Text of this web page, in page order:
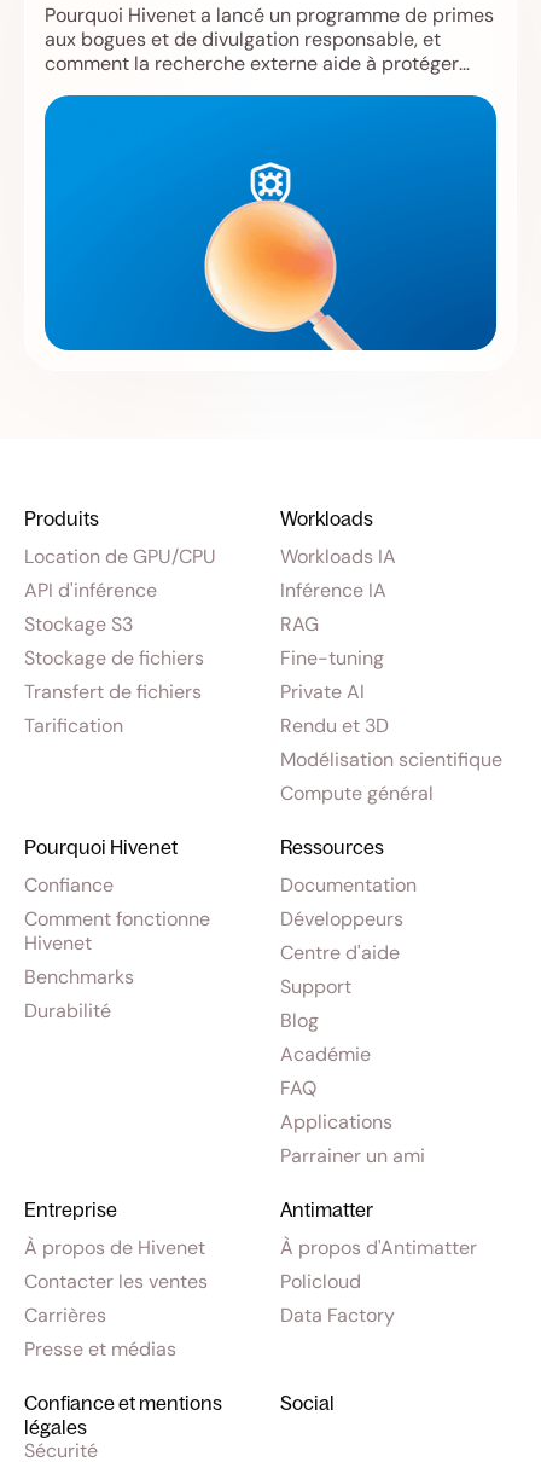
Pourquoi Hivenet a lancé un programme de primes
aux bogues et de divulgation responsable, et
comment la recherche externe aide à protéger
Produits
Location de GPU/CPU
API d'inférence
Stockage S3
Stockage de fichiers
Transfert de fichiers
Tarification
Workloads
Workloads IA
Inférence IA
RAG
Fine-tuning
Private AI
Rendu et 3D
Modélisation scientifique
Compute général
Pourquoi Hivenet
Confiance
Comment fonctionne
Hivenet
Benchmarks
Durabilité
Ressources
Documentation
Développeurs
Centre d'aide
Support
Blog
Académie
FAQ
Applications
Parrainer un ami
Entreprise
À propos de Hivenet
Contacter les ventes
Carrières
Presse et médias
Social
Antimatter
À propos d'Antimatter
Policloud
Data Factory
Confiance et mentions
légales
Sécurité